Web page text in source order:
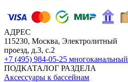
АДРЕС
115230, Москва, Электролитный
проезд, д.3, с.2
+7 (495) 984-05-25 многоканальный
ПОДКАТАЛОГ РАЗДЕЛА
Аксессуары к бассейнам